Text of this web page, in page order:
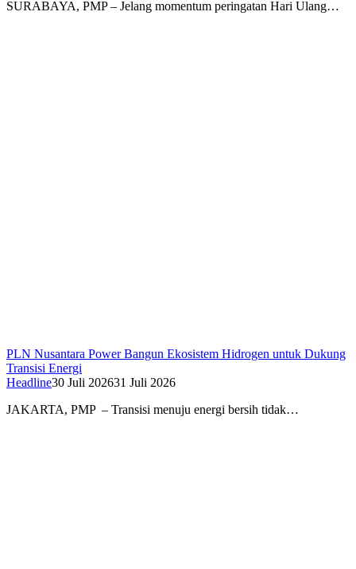
SURABAYA, PMP – Jelang momentum peringatan Hari Ulang…
PLN Nusantara Power Bangun Ekosistem Hidrogen untuk Dukung
Transisi Energi
Headline30 Juli 202631 Juli 2026
JAKARTA, PMP – Transisi menuju energi bersih tidak…